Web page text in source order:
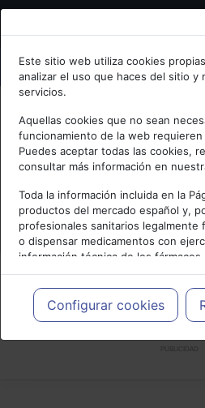
Bienvenid@ a
Escribe tu Email
Accede o regístrate con tu email.
Este sitio web utiliza cookies
analizar el uso que haces del sitio y
servicios.
Aquellas cookies que no sean
funcionamiento de la web
Puedes aceptar todas las cookies,
consultar más información en
Toda la información incluida en la
productos del mercado español y,
profesionales sanitarios legalmente
o dispensar medicamentos con
información técnica de los
meramente informativo, siendo
profesionales facultados prescribir
cada caso concreto, el tratamiento
necesidades del paciente.
Configurar cookies